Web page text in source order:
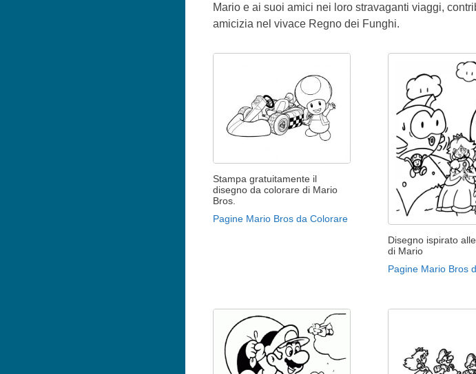
Mario e ai suoi amici nei loro stravaganti viaggi,
amicizia nel vivace Regno dei Funghi.
Stampa gratuitamente il
disegno da colorare di Mario
Bros.
Pagine Mario Bros da Colorare
Disegno ispirato
di Mario
Pagine Mario Bros